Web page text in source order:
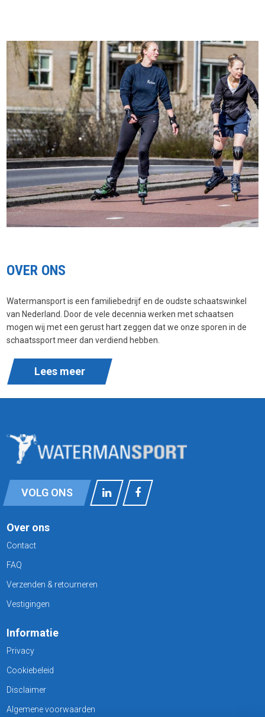
OVER ONS
Watermansport is een familiebedrijf en de oudste schaatswinkel
van Nederland. Door de vele decennia werken met schaatsen
mogen wij met een gerust hart zeggen dat we onze sporen in de
schaatssport meer dan verdiend hebben.
Lees meer
VOLG ONS
Over ons
Contact
FAQ
Verzenden & retourneren
Vestigingen
Informatie
Privacy
Cookiebeleid
Disclaimer
Algemene voorwaarden